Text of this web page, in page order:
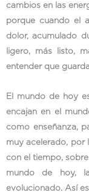
cambios en las
porque cuando el
dolor, acumulado
ligero, más listo,
entender que
El mundo de hoy
encajan en el
como enseñanza,
muy acelerado, por
con el tiempo,
mundo de hoy,
evolucionado. Así